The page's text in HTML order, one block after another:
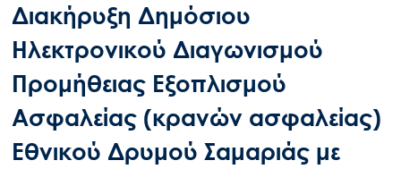
Διακήρυξη Δημόσιου
Ηλεκτρονικού Διαγωνισμού
Προμήθειας Εξοπλισμού
Ασφαλείας (κρανών ασφαλείας)
Εθνικού Δρυμού Σαμαριάς με